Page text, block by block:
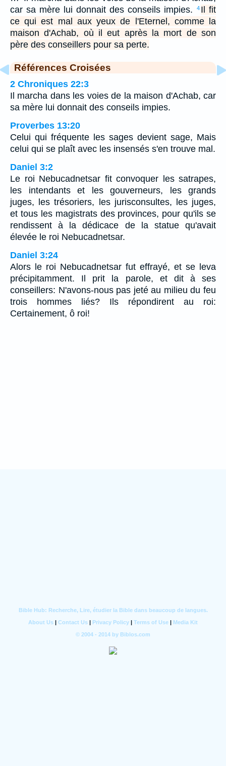
car sa mère lui donnait des conseils impies.
4 Il fit
ce qui est mal aux yeux de l'Eternel, comme la
maison d'Achab, où il eut après la mort de son
père des conseillers pour sa perte.
Références Croisées
2 Chroniques 22:3
Il marcha dans les voies de la maison d'Achab, car
sa mère lui donnait des conseils impies.
Proverbes 13:20
Celui qui fréquente les sages devient sage, Mais
celui qui se plaît avec les insensés s'en trouve mal.
Daniel 3:2
Le roi Nebucadnetsar fit convoquer les satrapes,
les intendants et les gouverneurs, les grands
juges, les trésoriers, les jurisconsultes, les juges,
et tous les magistrats des provinces, pour qu'ils se
rendissent à la dédicace de la statue qu'avait
élevée le roi Nebucadnetsar.
Daniel 3:24
Alors le roi Nebucadnetsar fut effrayé, et se leva
précipitamment. Il prit la parole, et dit à ses
conseillers: N'avons-nous pas jeté au milieu du feu
trois hommes liés? Ils répondirent au roi:
Certainement, ô roi!